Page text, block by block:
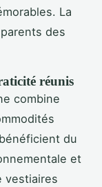
La
des
réunis
combine
du
et
vestiaires